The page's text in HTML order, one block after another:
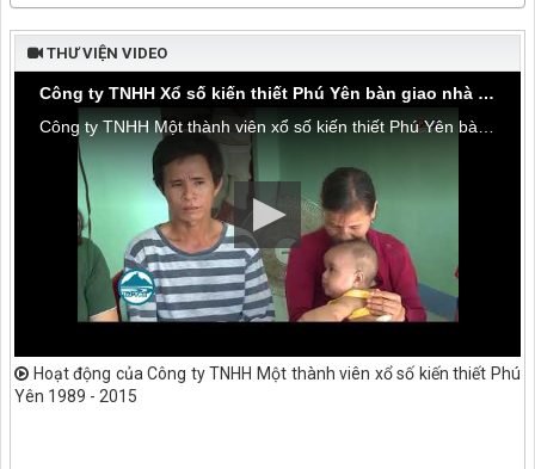
THƯ VIỆN VIDEO
Công ty TNHH Xổ số kiến thiết Phú Yên bàn giao nhà tình thương tại thôn Hòa Đa, xã An Mỹ
Hoạt động của Công ty TNHH Một thành viên xổ số kiến thiết Phú
Yên 1989 - 2015